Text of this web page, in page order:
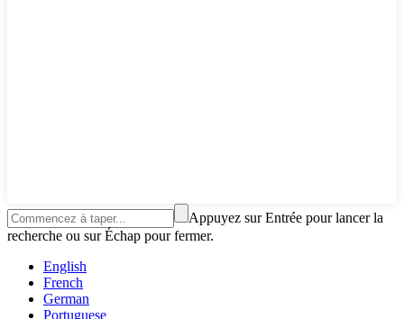
Appuyez sur Entrée pour lancer la
recherche ou sur Échap pour fermer.
English
French
German
Portuguese